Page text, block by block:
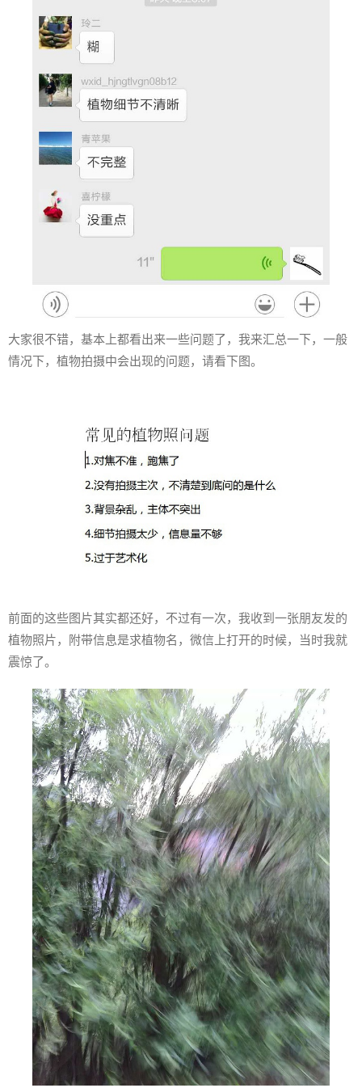
大家很不错，基本上都看出来一些问题了，我来汇总一下，一般
情况下，植物拍摄中会出现的问题，请看下图。
前面的这些图片其实都还好，不过有一次，我收到一张朋友发的
植物照片，附带信息是求植物名，微信上打开的时候，当时我就
震惊了。